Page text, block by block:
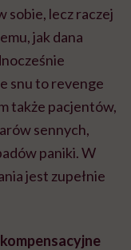
sobie, lecz raczej
jak dana
snu to revenge
także pacjentów,
sennych,
paniki. W
jest zupełnie